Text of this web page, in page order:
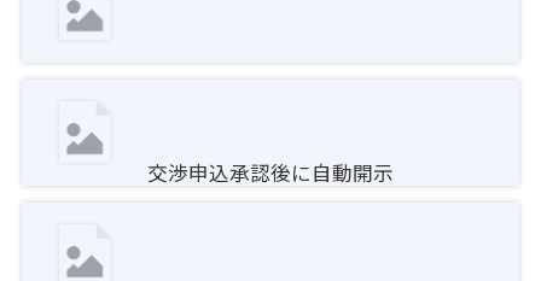
交渉申込承認後に自動開示